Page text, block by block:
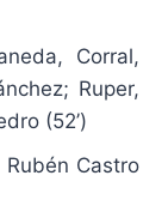
Corral,
Ruper,
(52’)
Castro